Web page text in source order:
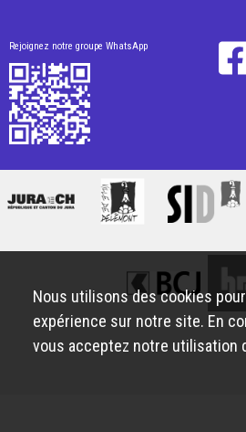
Rejoignez notre groupe WhatsApp
Nous utilisons des cookies
expérience sur notre site. En
vous acceptez notre utilisation